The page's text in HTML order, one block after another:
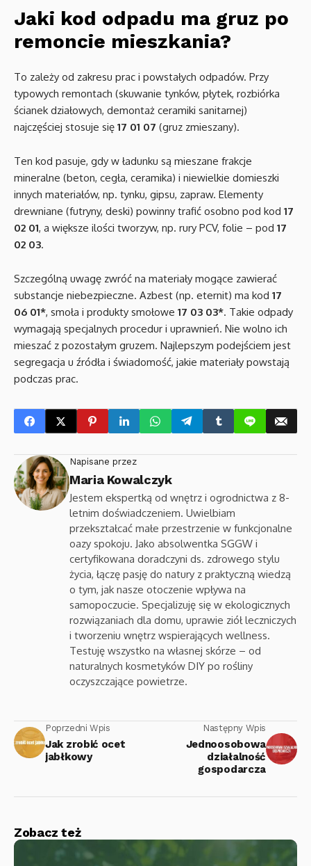
Jaki kod odpadu ma gruz po
remoncie mieszkania?
To zależy od zakresu prac i powstałych odpadów. Przy
typowych remontach (skuwanie tynków, płytek, rozbiórka
ścianek działowych, demontaż ceramiki sanitarnej)
najczęściej stosuje się 17 01 07 (gruz zmieszany).
Ten kod pasuje, gdy w ładunku są mieszane frakcje
mineralne (beton, cegła, ceramika) i niewielkie domieszki
innych materiałów, np. tynku, gipsu, zapraw. Elementy
drewniane (futryny, deski) powinny trafić osobno pod kod 17
02 01, a większe ilości tworzyw, np. rury PCV, folie – pod 17
02 03.
Szczególną uwagę zwróć na materiały mogące zawierać
substancje niebezpieczne. Azbest (np. eternit) ma kod 17
06 01*, smoła i produkty smołowe 17 03 03*. Takie odpady
wymagają specjalnych procedur i uprawnień. Nie wolno ich
mieszać z pozostałym gruzem. Najlepszym podejściem jest
segregacja u źródła i świadomość, jakie materiały powstają
podczas prac.
Napisane przez
Maria Kowalczyk
Jestem ekspertką od wnętrz i ogrodnictwa z 8-
letnim doświadczeniem. Uwielbiam
przekształcać małe przestrzenie w funkcjonalne
oazy spokoju. Jako absolwentka SGGW i
certyfikowana doradczyni ds. zdrowego stylu
życia, łączę pasję do natury z praktyczną wiedzą
o tym, jak nasze otoczenie wpływa na
samopoczucie. Specjalizuję się w ekologicznych
rozwiązaniach dla domu, uprawie ziół leczniczych
i tworzeniu wnętrz wspierających wellness.
Testuję wszystko na własnej skórze – od
naturalnych kosmetyków DIY po rośliny
oczyszczające powietrze.
Poprzedni Wpis
Jak zrobić ocet
jabłkowy
Następny Wpis
Jednoosobowa
działalność
gospodarcza
Zobacz też